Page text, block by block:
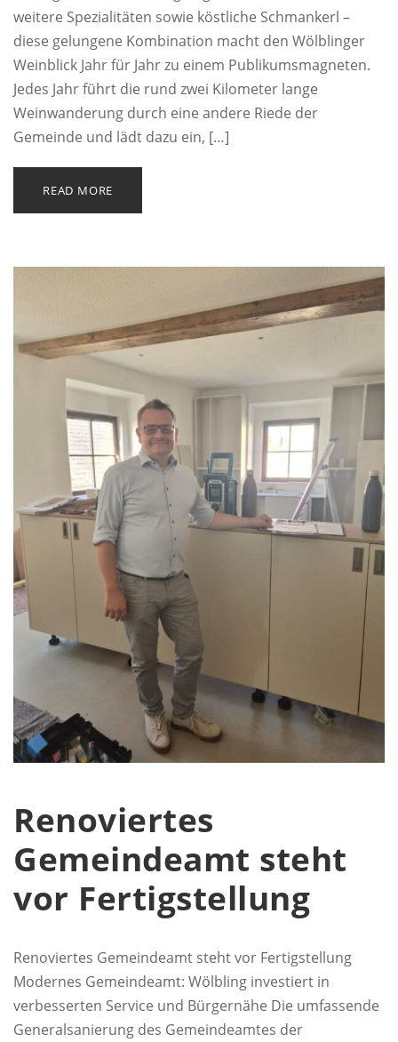
weitere Spezialitäten sowie köstliche Schmankerl –
diese gelungene Kombination macht den Wölblinger
Weinblick Jahr für Jahr zu einem Publikumsmagneten.
Jedes Jahr führt die rund zwei Kilometer lange
Weinwanderung durch eine andere Riede der
Gemeinde und lädt dazu ein, […]
READ MORE
Renoviertes
Gemeindeamt steht
vor Fertigstellung
Renoviertes Gemeindeamt steht vor Fertigstellung
Modernes Gemeindeamt: Wölbling investiert in
verbesserten Service und Bürgernähe Die umfassende
Generalsanierung des Gemeindeamtes der